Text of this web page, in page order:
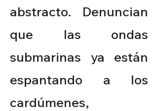
abstracto. Denuncian
que las ondas
submarinas ya están
espantando a los
cardúmenes,